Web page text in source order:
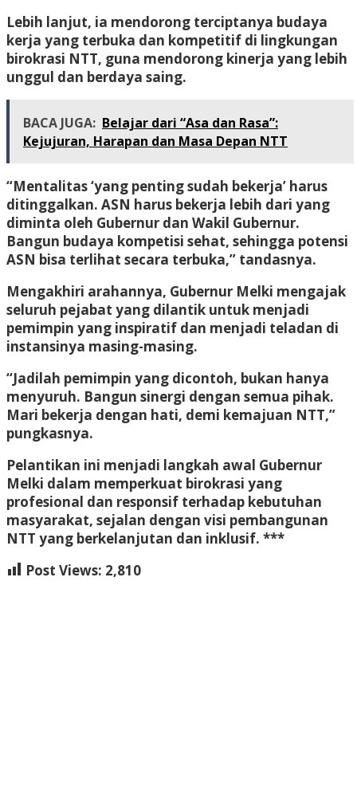
Lebih lanjut, ia mendorong terciptanya budaya
kerja yang terbuka dan kompetitif di lingkungan
birokrasi NTT, guna mendorong kinerja yang lebih
unggul dan berdaya saing.
BACA JUGA: Belajar dari “Asa dan Rasa”:
Kejujuran, Harapan dan Masa Depan NTT
“Mentalitas ‘yang penting sudah bekerja’ harus
ditinggalkan. ASN harus bekerja lebih dari yang
diminta oleh Gubernur dan Wakil Gubernur.
Bangun budaya kompetisi sehat, sehingga potensi
ASN bisa terlihat secara terbuka,” tandasnya.
Mengakhiri arahannya, Gubernur Melki mengajak
seluruh pejabat yang dilantik untuk menjadi
pemimpin yang inspiratif dan menjadi teladan di
instansinya masing-masing.
“Jadilah pemimpin yang dicontoh, bukan hanya
menyuruh. Bangun sinergi dengan semua pihak.
Mari bekerja dengan hati, demi kemajuan NTT,”
pungkasnya.
Pelantikan ini menjadi langkah awal Gubernur
Melki dalam memperkuat birokrasi yang
profesional dan responsif terhadap kebutuhan
masyarakat, sejalan dengan visi pembangunan
NTT yang berkelanjutan dan inklusif. ***
Post Views: 2,810